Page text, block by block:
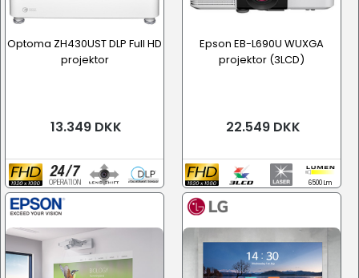
Optoma ZH430UST DLP Full HD
projektor
13.349 DKK
Epson EB-L690U WUXGA
projektor (3LCD)
22.549 DKK
6500 Lm